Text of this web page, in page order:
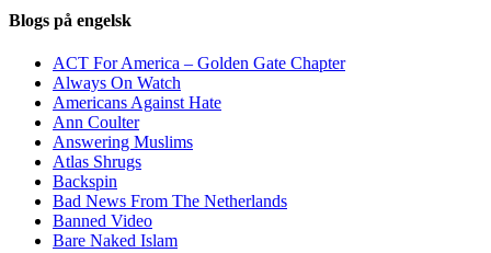
Blogs på engelsk
ACT For America – Golden Gate Chapter
Always On Watch
Americans Against Hate
Ann Coulter
Answering Muslims
Atlas Shrugs
Backspin
Bad News From The Netherlands
Banned Video
Bare Naked Islam